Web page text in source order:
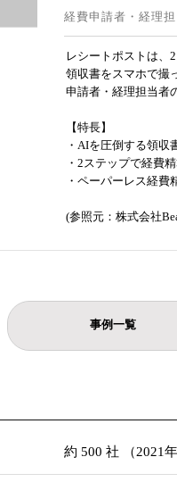
経費申請者・経理
レシートポストは、
領収書をスマホで撮
申請者・経理担当者
【特長】
・AIを圧倒する領収
・2ステップで経費
・ペーパーレス経費
(参照元：株式会社
事例一覧
約 500 社 （2021